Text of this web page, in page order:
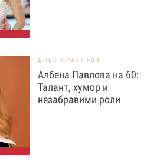
ДНЕС ПРАЗНУВАТ
Албена Павлова на 60:
Талант, хумор и
незабравими роли